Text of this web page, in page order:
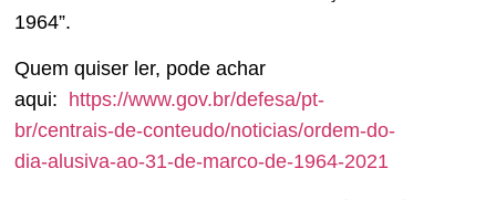
1964”.
Quem quiser ler, pode achar
aqui: https://www.gov.br/defesa/pt-
br/centrais-de-conteudo/noticias/ordem-do-
dia-alusiva-ao-31-de-marco-de-1964-2021